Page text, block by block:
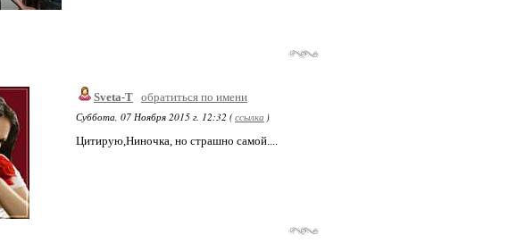
Sveta-T обратиться по имени
Суббота, 07 Ноября 2015 г. 12:32 (ссылка )
Цитирую,Ниночка, но страшно самой....